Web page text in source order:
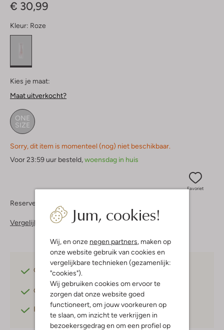
Jum, cookies!
Wij, en onze negen partners, maken op
onze website gebruik van cookies en
vergelijkbare technieken (gezamenlijk:
"cookies").
Wij gebruiken cookies om ervoor te
zorgen dat onze website goed
functioneert, om jouw voorkeuren op
te slaan, om inzicht te verkrijgen in
bezoekersgedrag en om een profiel op
€ 30,99
Kleur: Roze
Kies je maat:
Maat uitverkocht?
ONE
SIZE
Sorry, dit item is momenteel (nog) niet beschikbaar.
Voor 23:59 uur besteld,woensdag in huis
Favoriet
Reserveer direct in een van onze 37 boutiques
Vergelijkbare items
Gratis verzending
Gratis retourneren binnen 30 dagen*
Betaal achterafmet Klarna